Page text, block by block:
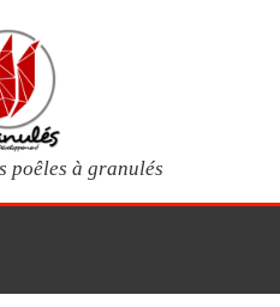
poêles à granulés